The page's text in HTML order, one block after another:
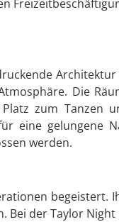
Die
zum Tanzen
eine gelungene
werden.
begeistert.
Bei der Taylor